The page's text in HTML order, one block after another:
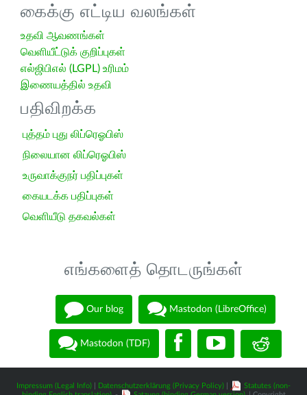
கைக்கு எட்டிய வலங்கள்
உதவி ஆவணங்கள்
வெளியீட்டுக் குறிப்புகள்
எல்ஜிபிஎல் (LGPL) உரிமம்
இணையத்தில் உதவி
பதிவிறக்க
புத்தம் புது லிப்ரெஓபிஸ்
நிலையான லிப்ரெஓபிஸ்
உருவாக்குநர் பதிப்புகள்
கையடக்க பதிப்புகள்
வெளியீடு தகவல்கள்
எங்களைத் தொடருங்கள்
Our blog Mastodon (LibreOffice)
Mastodon (TDF)
Impressum (Legal Info) Datenschutzerklärung (Privacy Policy)
Statutes (non-